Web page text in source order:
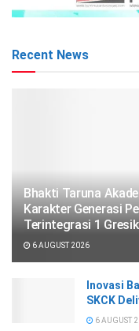
Recent News
Bhakti Taruna
Karakter Generasi
Terintegrasi 1 Gresik
6 AUGUST 2026
Inovasi
SKCK
6 AUGUST